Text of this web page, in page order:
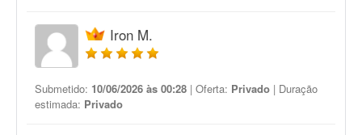
Iron M.
Submetido: 10/06/2026 às 00:28 | Oferta: Privado | Duração
estimada: Privado